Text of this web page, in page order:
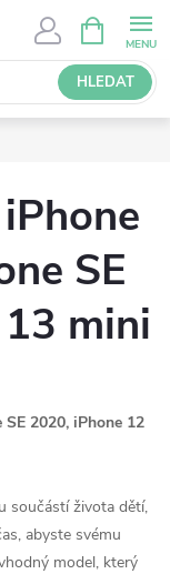
HLEDAT
NÁKUPNÍ
KOŠÍK
SE
mini
2020, iPhone 12
součástí života dětí,
abyste svému
model, který